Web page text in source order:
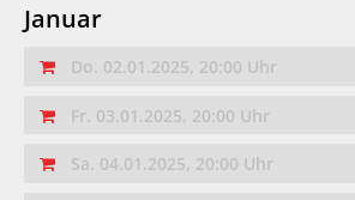
Januar
Do. 02.01.2025, 20:00 Uhr
Fr. 03.01.2025, 20:00 Uhr
Sa. 04.01.2025, 20:00 Uhr